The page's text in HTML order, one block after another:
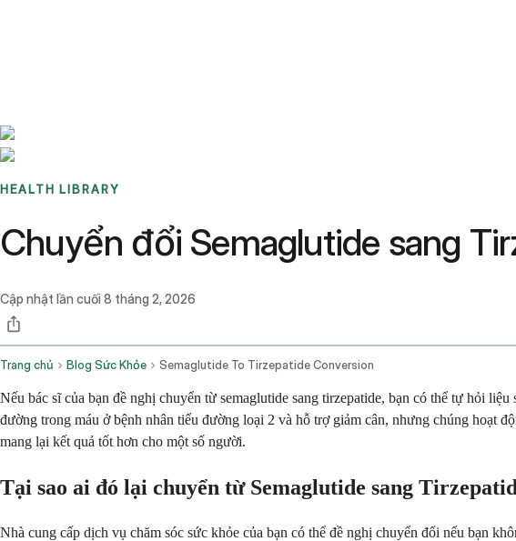
HEALTH LIBRARY
Chuyển đổi Semaglutide sang
Cập nhật lần cuối 8 tháng 2, 2026
Trang chủ Blog Sức Khỏe Semaglutide To Tirzepatide Conversion
Nếu bác sĩ của bạn đề nghị chuyển từ semaglutide sang tirzepatide, bạn có thể tự hỏi
đường trong máu ở bệnh nhân tiểu đường loại 2 và hỗ trợ giảm cân, nhưng chúng hoạt
mang lại kết quả tốt hơn cho một số người.
Tại sao ai đó lại chuyển từ Semaglutide sang
Nhà cung cấp dịch vụ chăm sóc sức khỏe của bạn có thể đề nghị chuyển đổi nếu bạn